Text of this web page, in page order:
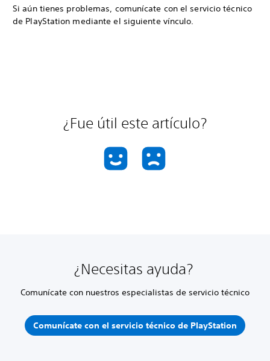
Si aún tienes problemas, comunícate con el servicio técnico
de PlayStation mediante el siguiente vínculo.
¿Fue útil este artículo?
¿Necesitas ayuda?
Comunícate con nuestros especialistas de servicio técnico
Comunícate con el servicio técnico de PlayStation